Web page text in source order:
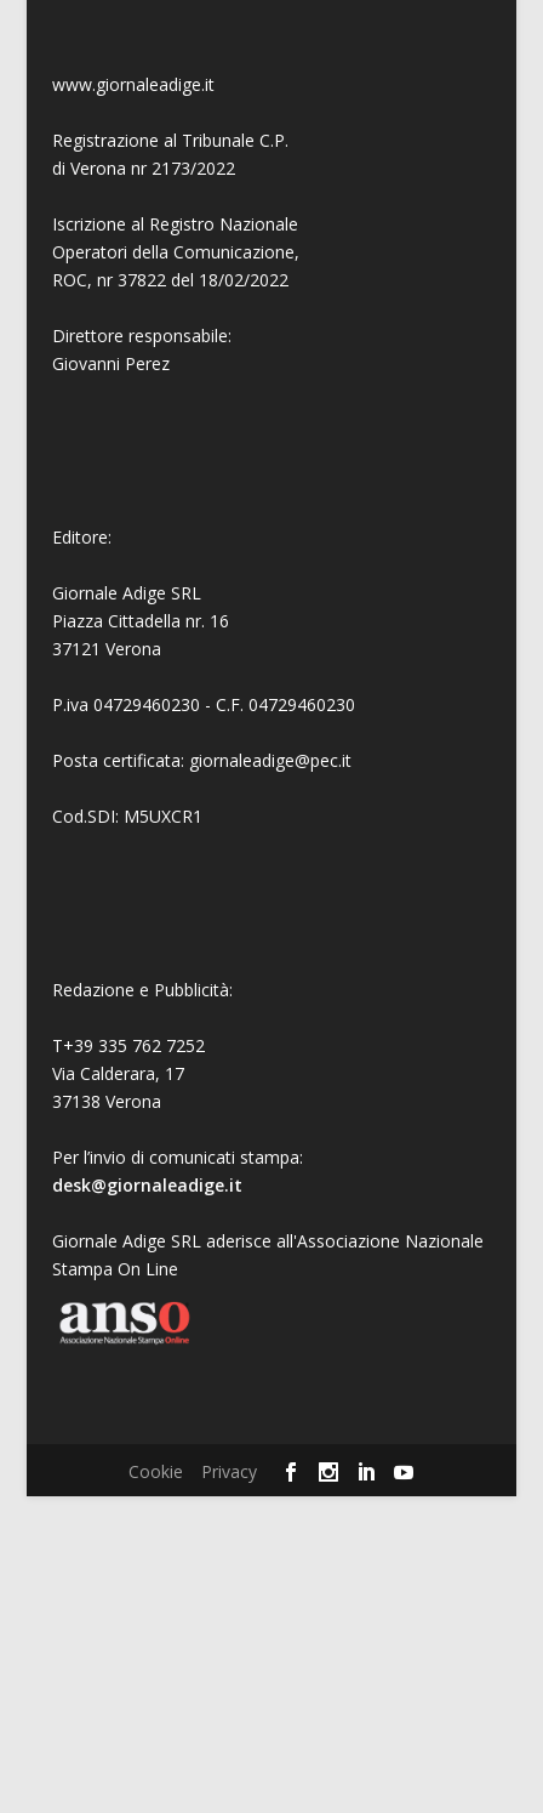
www.giornaleadige.it
Registrazione al Tribunale C.P.
di Verona nr 2173/2022
Iscrizione al Registro Nazionale
Operatori della Comunicazione,
ROC, nr 37822 del 18/02/2022
Direttore responsabile:
Giovanni Perez
Editore:
Giornale Adige SRL
Piazza Cittadella nr. 16
37121 Verona
P.iva 04729460230 - C.F. 04729460230
Posta certificata: giornaleadige@pec.it
Cod.SDI: M5UXCR1
Redazione e Pubblicità:
T+39 335 762 7252
Via Calderara, 17
37138 Verona
Per l’invio di comunicati stampa:
desk@giornaleadige.it
Giornale Adige SRL aderisce all'Associazione Nazionale
Stampa On Line
Cookie Privacy